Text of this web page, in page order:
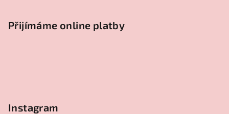
Přijímáme online platby
Instagram